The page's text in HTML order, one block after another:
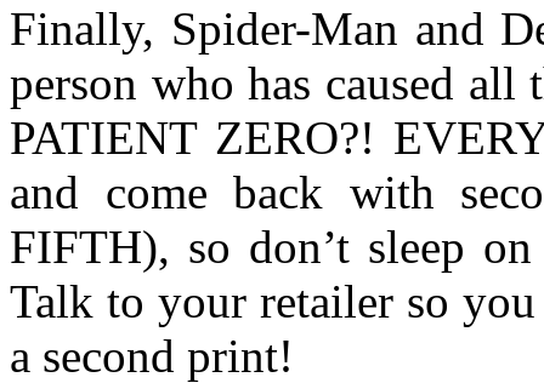
Finally, Spider-Man and
person who has caused
PATIENT ZERO?!
and come back with
FIFTH), so don’t sleep
Talk to your retailer so
a second print!